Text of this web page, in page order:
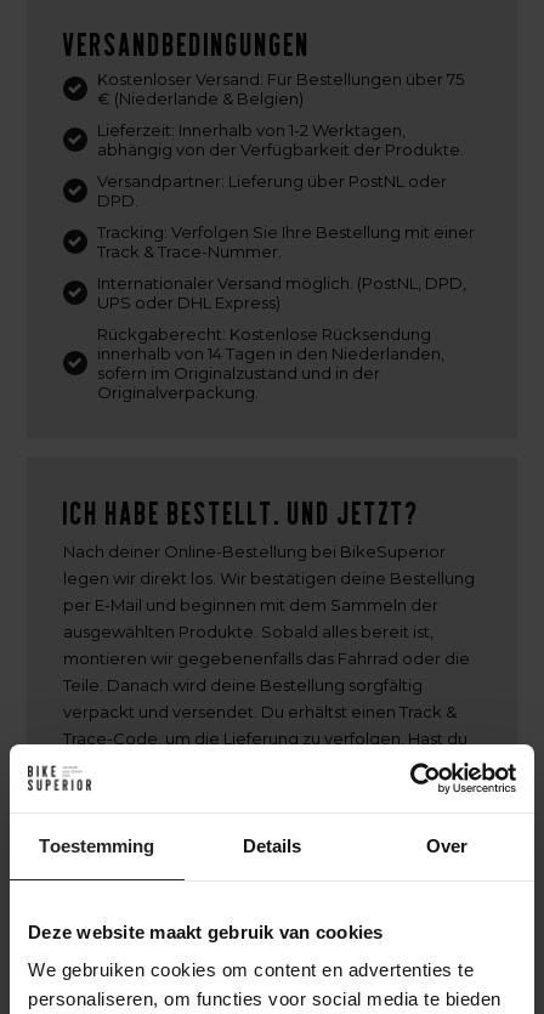
Toestemming Details Over
Deze website maakt gebruik van cookies
We gebruiken cookies om content en advertenties te
personaliseren, om functies voor social media te bieden
Versandbedingungen
Kostenloser Versand: Für Bestellungen über 75
€ (Niederlande & Belgien)
Lieferzeit: Innerhalb von 1-2 Werktagen,
abhängig von der Verfügbarkeit der Produkte.
Versandpartner: Lieferung über PostNL oder
DPD.
Tracking: Verfolgen Sie Ihre Bestellung mit einer
Track & Trace-Nummer.
Internationaler Versand möglich. (PostNL, DPD,
UPS oder DHL Express)
Rückgaberecht: Kostenlose Rücksendung
innerhalb von 14 Tagen in den Niederlanden,
sofern im Originalzustand und in der
Originalverpackung.
Ich habe bestellt. Und jetzt?
Nach deiner Online-Bestellung bei BikeSuperior
legen wir direkt los. Wir bestätigen deine Bestellung
per E-Mail und beginnen mit dem Sammeln der
ausgewählten Produkte. Sobald alles bereit ist,
montieren wir gegebenenfalls das Fahrrad oder die
Teile. Danach wird deine Bestellung sorgfältig
verpackt und versendet. Du erhältst einen Track &
Trace-Code, um die Lieferung zu verfolgen. Hast du
dich für einen individuellen Aufbau entschieden?
Dann halten wir dich über den gesamten
Rahmenselektion bis zur Endmontage – damit du